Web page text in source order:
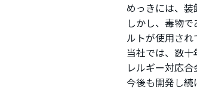
めっきには、装
しかし、毒物
ルトが使用され
当社では、数
レルギー対応
今後も開発し続